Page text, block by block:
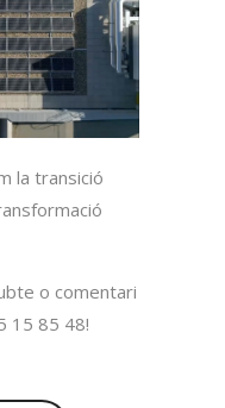
la transició
o comentari
15 85 48!